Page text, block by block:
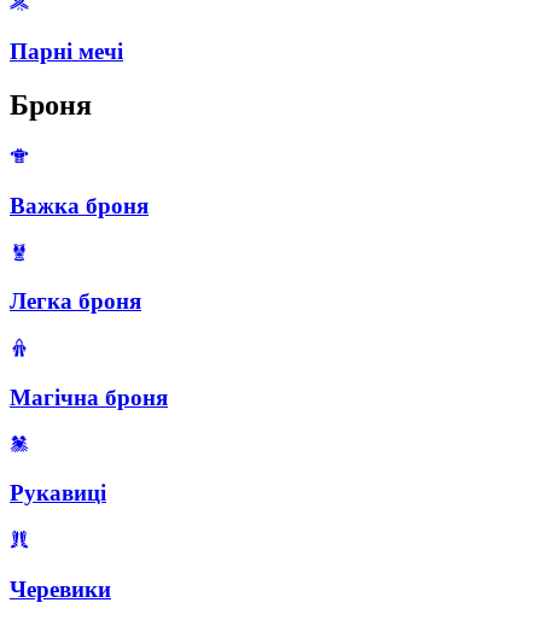
Парні мечі
Броня
Важка броня
Легка броня
Магічна броня
Рукавиці
Черевики